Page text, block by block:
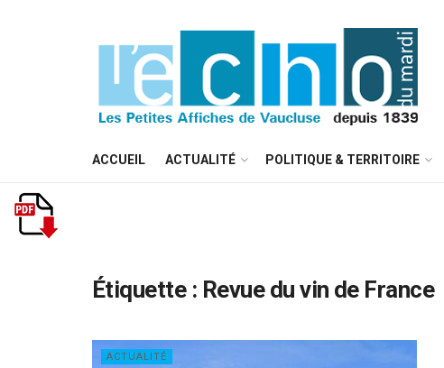
ACCUEIL ACTUALITÉ POLITIQUE & TERRITOIRE
Étiquette : Revue du vin de France
ACTUALITÉ